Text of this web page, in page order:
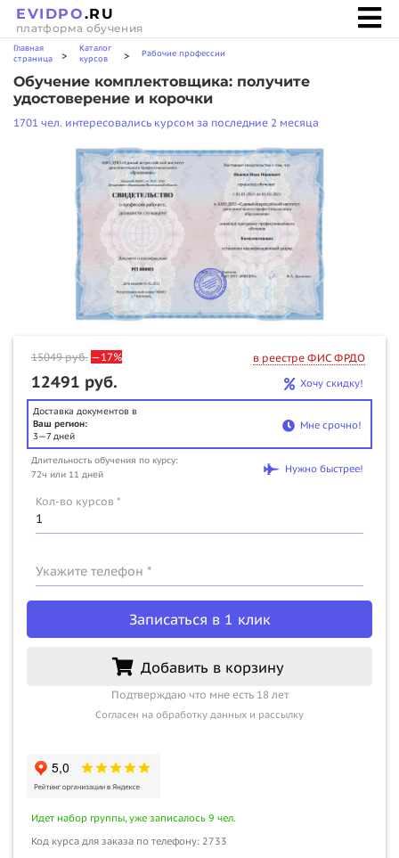
EVIDPO.RU
платформа обучения
Главная
страница
>
Каталог
курсов
> Рабочие профессии
Обучение комплектовщика: получите
удостоверение и корочки
1701 чел. интересовались курсом за последние 2 месяца
15049руб. —17% в реестре ФИС ФРДО
12491 руб. Хочу скидку!
Доставка документов в
Ваш регион:
3—7 дней
Мне срочно!
Длительность обучения по курсу:
72ч или 11 дней
Нужно быстрее!
Кол-во курсов *
Укажите телефон *
Записаться в 1 клик
Добавить в корзину
Подтверждаю что мне есть 18 лет
Согласен на обработку данных и рассылку
Идет набор группы, уже записалось 9 чел.
Код курса для заказа по телефону: 2733